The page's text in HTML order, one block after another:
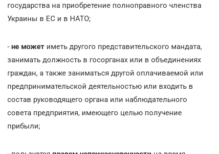
государства на приобретение полноправного членства
Украины в ЕС и в НАТО;
- не может иметь другого представительского мандата,
занимать должность в госорганах или в объединениях
граждан, а также заниматься другой оплачиваемой или
предпринимательской деятельностью или входить в
состав руководящего органа или наблюдательного
совета предприятия, имеющего целью получение
прибыли;